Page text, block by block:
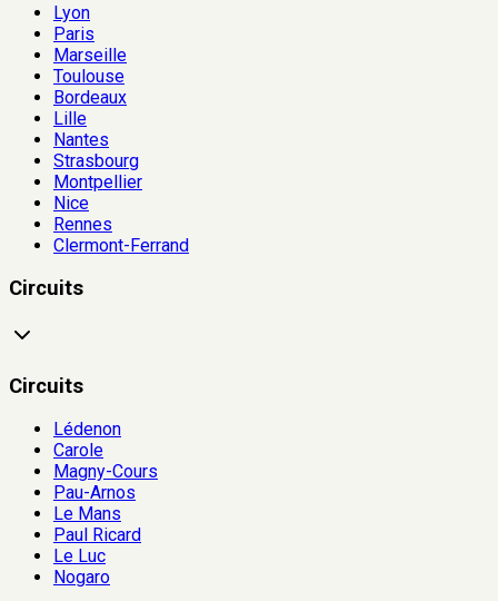
Lyon
Paris
Marseille
Toulouse
Bordeaux
Lille
Nantes
Strasbourg
Montpellier
Nice
Rennes
Clermont-Ferrand
Circuits
Circuits
Lédenon
Carole
Magny-Cours
Pau-Arnos
Le Mans
Paul Ricard
Le Luc
Nogaro